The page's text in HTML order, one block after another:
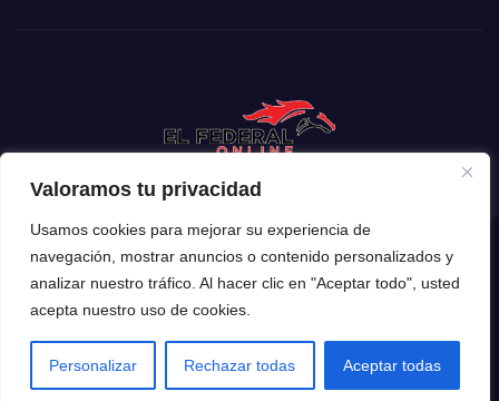
Valoramos tu privacidad
Usamos cookies para mejorar su experiencia de
navegación, mostrar anuncios o contenido personalizados y
analizar nuestro tráfico. Al hacer clic en "Aceptar todo", usted
acepta nuestro uso de cookies.
Personalizar Rechazar todas Aceptar todas
Funciona gracias a WordPress |Tema: Newsup deThemeansar
Inicio Mendoza Argentina
Espectáculos El Mundo Tecnología